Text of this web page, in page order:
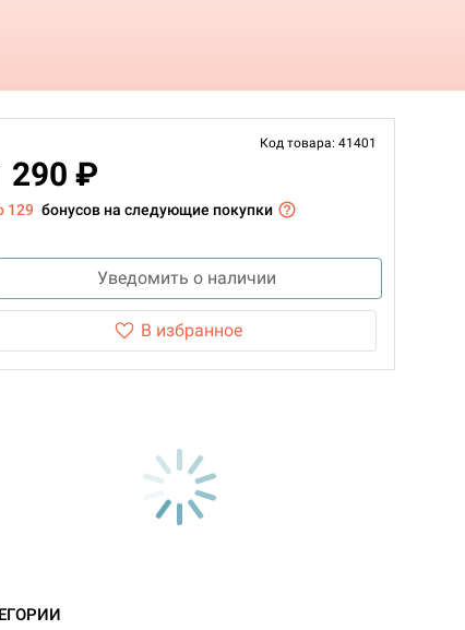
Код товара: 41401
290 ₽
129 бонусов на следующие покупки
Уведомить о наличии
В избранное